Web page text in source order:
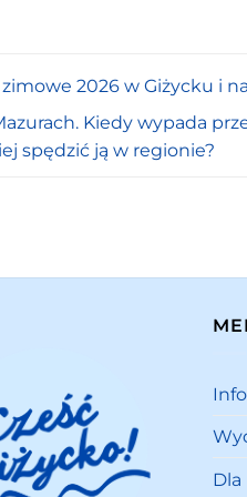
2026 w Giżycku i
Kiedy wypada
spędzić ją w regionie?